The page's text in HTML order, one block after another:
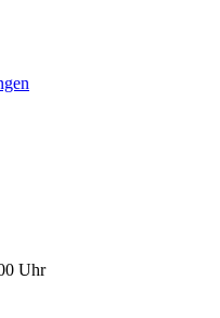
Uhr